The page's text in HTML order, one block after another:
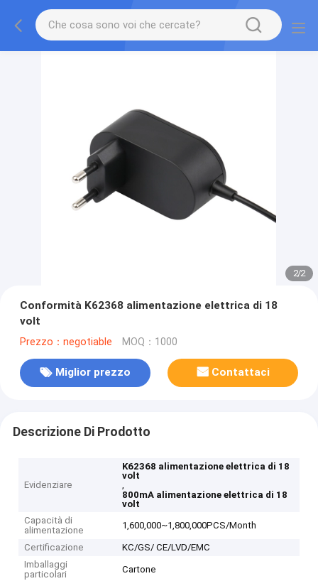
2/2
Conformità K62368 alimentazione elettrica di 18
volt
Prezzo：negotiable MOQ：1000
Miglior prezzo Contattaci
Descrizione Di Prodotto
Evidenziare
K62368 alimentazione elettrica di 18
volt
,
800mA alimentazione elettrica di 18
volt
Capacità di
alimentazione
1,600,000~1,800,000PCS/Month
Certificazione
KC/GS/ CE/LVD/EMC
Imballaggi
particolari
Cartone